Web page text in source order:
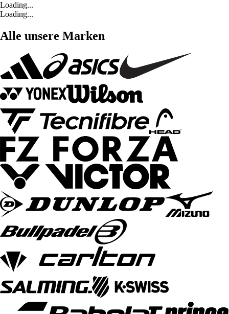
Loading...
Loading...
Alle unsere Marken